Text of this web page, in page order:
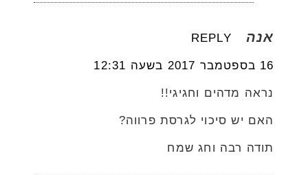
אנה REPLY
16 בספטמבר 2017 בשעה 12:31
נראה מדהים וחגיגי!!
האם יש סיכוי לגרסת פרווה?
תודה רבה וחג שמח